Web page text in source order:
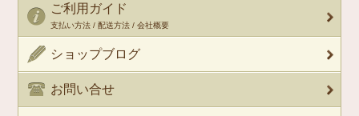
ご利用ガイド
支払い方法 / 配送方法 / 会社概要
ショップブログ
お問い合せ